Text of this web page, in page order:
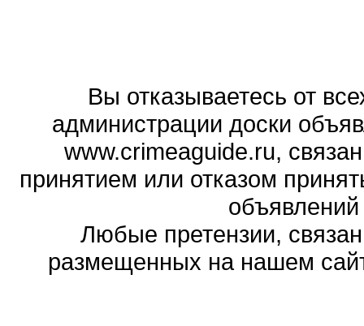
Вы отказываетесь от
администрации доски
www.crimeaguide.ru,
принятием или отказом
Любые претензии,
размещенных на нашем